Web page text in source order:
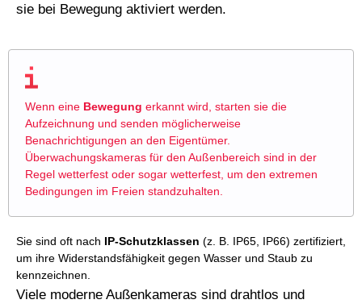
sie bei Bewegung aktiviert werden.
Wenn eine Bewegung erkannt wird, starten sie die
Aufzeichnung und senden möglicherweise
Benachrichtigungen an den Eigentümer.
Überwachungskameras für den Außenbereich sind in der
Regel wetterfest oder sogar wetterfest, um den extremen
Bedingungen im Freien standzuhalten.
Sie sind oft nach IP-Schutzklassen (z. B. IP65, IP66) zertifiziert,
um ihre Widerstandsfähigkeit gegen Wasser und Staub zu
kennzeichnen.
Viele moderne Außenkameras sind drahtlos und